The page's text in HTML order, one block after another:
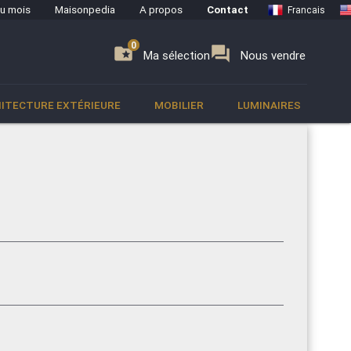
mois Maisonpedia A propos Contact Francais
folder_special Ma sélection
0 forum Nous vendre
0
EXTÉRIEURE MOBILIER LUMINAIRES